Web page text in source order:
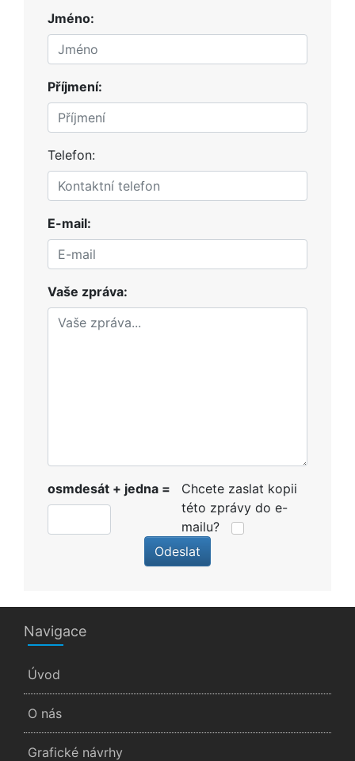
Jméno:
Příjmení:
Telefon:
E-mail:
Vaše zpráva:
osmdesát + jedna =
Chcete zaslat kopii
této zprávy do e-
mailu?
Odeslat
Navigace
Úvod
O nás
Grafické návrhy